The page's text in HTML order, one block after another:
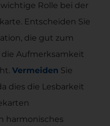
Rolle bei der
Entscheiden Sie
die gut zum
Aufmerksamkeit
Vermeiden Sie
dies die Lesbarkeit
harmonisches